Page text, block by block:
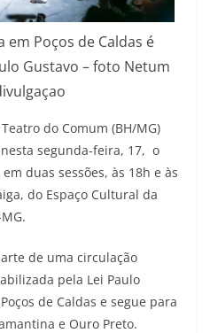
em Poços de Caldas é
Gustavo – foto Netum
do Comum (BH/MG)
segunda-feira, 17, o
duas sessões, às 18h e às
do Espaço Cultural da
de uma circulação
pela Lei Paulo
de Caldas e segue para
e Ouro Preto.